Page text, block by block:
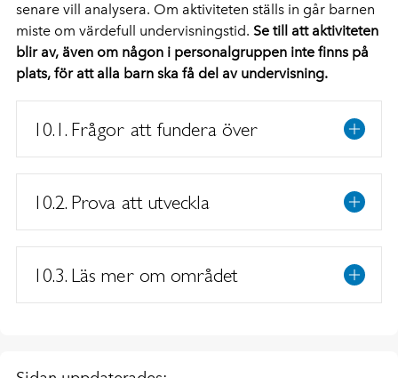
senare vill analysera. Om aktiviteten ställs in går barnen
miste om värdefull undervisningstid. Se till att aktiviteten
blir av, även om någon i personalgruppen inte finns på
plats, för att alla barn ska få del av undervisning.
10.1. Frågor att fundera över
10.2. Prova att utveckla
10.3. Läs mer om området